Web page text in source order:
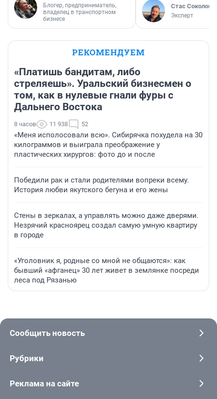
Блогер, предприниматель,
владелец в транспортном
бизнесе
Стас Соколов
Эксперт
РЕКОМЕНДУЕМ
«Платишь бандитам, либо
стреляешь». Уральский бизнесмен о
том, как в нулевые гнали фуры с
Дальнего Востока
8 часов 11 938 52
«Меня исполосовали всю». Сибирячка похудела на 30
килограммов и выиграла преображение у
пластических хирургов: фото до и после
Победили рак и стали родителями вопреки всему.
История любви якутского бегуна и его жены
Стены в зеркалах, а управлять можно даже дверями.
Незрячий красноярец создал самую умную квартиру
в городе
«Уголовник я, родные со мной не общаются»: как
бывший «афганец» 30 лет живет в землянке посреди
леса под Рязанью
Сообщить новость
Рубрики
Реклама на сайте